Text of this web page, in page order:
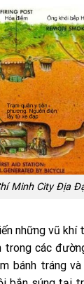
Minh City Địa
những vũ khí
các
bánh tráng